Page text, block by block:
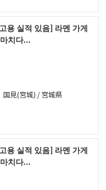
용 실적 있음] 라멘 가게
치다...
見(宮城) / 宮城県
용 실적 있음] 라멘 가게
치다...